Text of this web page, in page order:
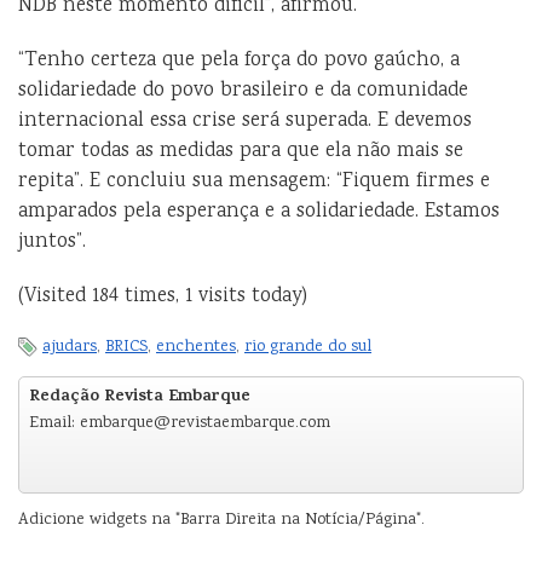
NDB neste momento difícil”, afirmou.
“Tenho certeza que pela força do povo gaúcho, a
solidariedade do povo brasileiro e da comunidade
internacional essa crise será superada. E devemos
tomar todas as medidas para que ela não mais se
repita”. E concluiu sua mensagem: “Fiquem firmes e
amparados pela esperança e a solidariedade. Estamos
juntos”.
(Visited 184 times, 1 visits today)
ajudars, BRICS, enchentes, rio grande do sul
Redação Revista Embarque
Email: embarque@revistaembarque.com
Adicione widgets na "Barra Direita na Notícia/Página".